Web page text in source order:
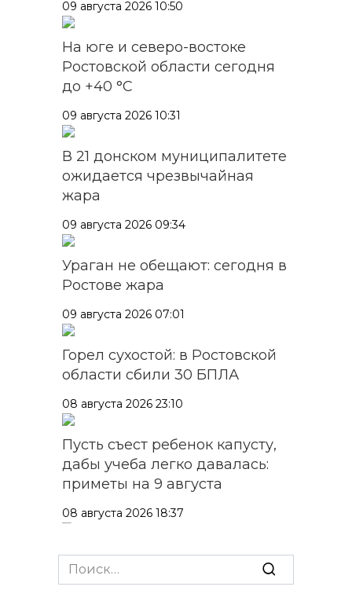
09 августа 2026 10:50
На юге и северо-востоке
Ростовской области сегодня
до +40 °C
09 августа 2026 10:31
В 21 донском муниципалитете
ожидается чрезвычайная
жара
09 августа 2026 09:34
Ураган не обещают: сегодня в
Ростове жара
09 августа 2026 07:01
Горел сухостой: в Ростовской
области сбили 30 БПЛА
08 августа 2026 23:10
Пусть съест ребенок капусту,
дабы учеба легко давалась:
приметы на 9 августа
08 августа 2026 18:37
На трассе Р-280 «Новороссия»
водителей будут
Search
for: